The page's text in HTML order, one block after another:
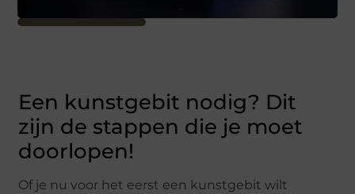
Een kunstgebit nodig? Dit
zijn de stappen die je moet
doorlopen!
Of je nu voor het eerst een kunstgebit wilt